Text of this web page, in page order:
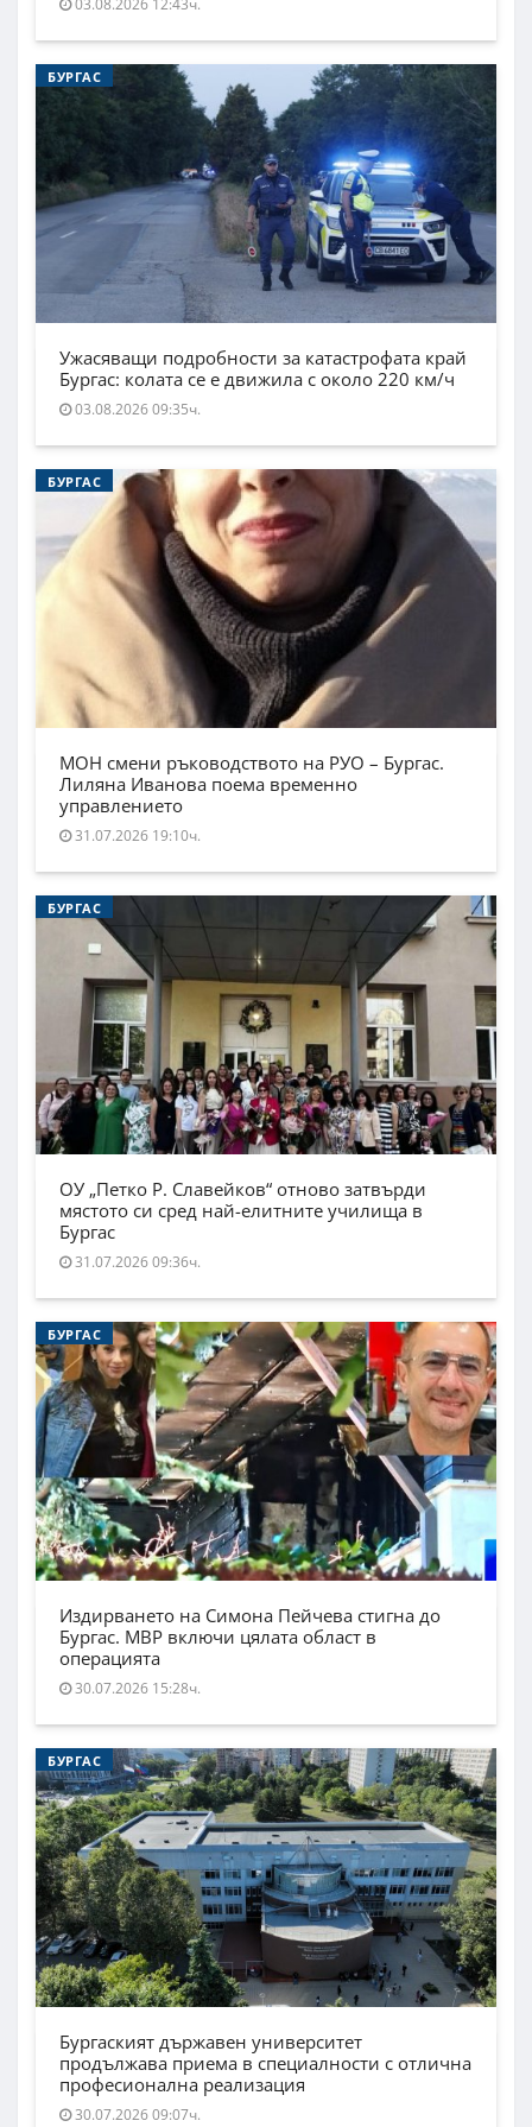
03.08.2026 12:43ч.
БУРГАС
Ужасяващи подробности за катастрофата край
Бургас: колата се е движила с около 220 км/ч
03.08.2026 09:35ч.
БУРГАС
МОН смени ръководството на РУО – Бургас.
Лиляна Иванова поема временно
управлението
31.07.2026 19:10ч.
БУРГАС
ОУ „Петко Р. Славейков“ отново затвърди
мястото си сред най-елитните училища в
Бургас
31.07.2026 09:36ч.
БУРГАС
Издирването на Симона Пейчева стигна до
Бургас. МВР включи цялата област в
операцията
30.07.2026 15:28ч.
БУРГАС
Бургаският държавен университет
продължава приема в специалности с отлична
професионална реализация
30.07.2026 09:07ч.